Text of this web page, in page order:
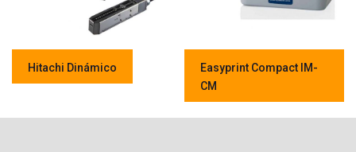
Hitachi Dinámico
Easyprint Compact IM-
CM